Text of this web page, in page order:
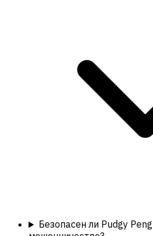
Безопасен ли Pudgy